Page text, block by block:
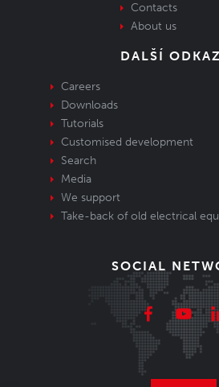
Contacts
About us
DALŠÍ
Careers
Downloads
Tutorials
Customised development
Search
Media
We support
Take-back of old electrical
SOCIAL